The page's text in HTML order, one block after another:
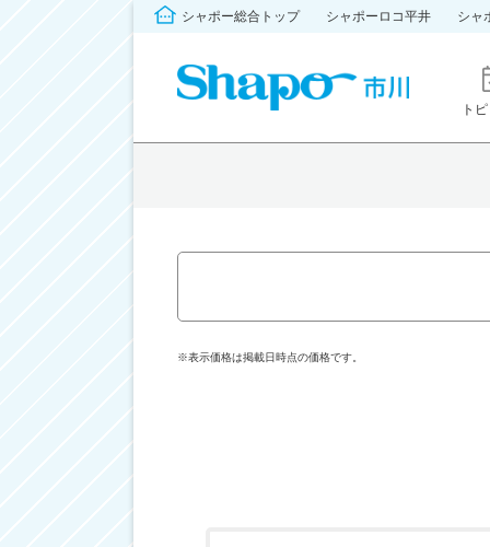
シャポー総合トップ シャポーロコ平井 シャ
ト
※表示価格は掲載日時点の価格です。